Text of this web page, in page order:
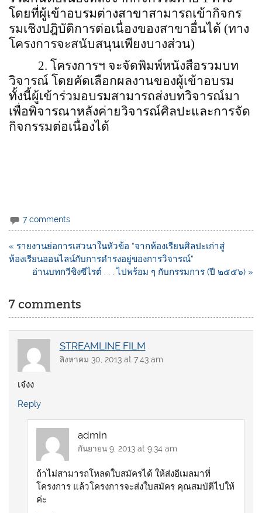
โดยที่ผู้เข้าอบรมต่างสาขาสามารถเข้ากิจกร
รมเชิงปฎิบัติการต่อเนื่องของสาขาอื่นได้ (ทาง
โครงการจะสนับสนุนเพียงบางส่วน)
2.โครงการฯ จะจัดพิมพ์หนังสือรวมบท
วิจารณ์ โดยคัดเลือกผลงานของผู้เข้าอบรม
ทั้งนี้ผู้เข้าร่วมอบรมสามารถส่งบทวิจารณ์มา
เพื่อพิจารณาหลังค่ายวิจารณ์ศิลปะและการจัด
กิจกรรมต่อเนื่องได้
7 comments
แนะแนว
เรื่อง
« รายงานย่อการเสวนาในหัวข้อ “จากห้องเรียนศิลปะเก่าสู่
ห้องเรียนออนไลน์กับการดำรงอยู่ของการวิจารณ์”
อ่านบทกวีชิงซีไรต์ . . . ไปพร้อม ๆ กับกรรมการ (ปี ๒๕๕๖) »
7 comments
STREAMLINE FILM
สิงหาคม 30, 2013 at 7:43 am
เจ๋งง
Reply
admin
กันยายน 9, 2013 at 9:34 am
ถ้าไม่สามารถโหลดใบสมัครได้ ให้ส่งอีเมลมาที่
โครงการ แล้วโครงการจะส่งใบสมัคร คุณสมบัติไปให้
ค่ะ